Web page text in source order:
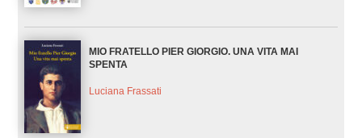
MIO FRATELLO PIER GIORGIO. UNA VITA MAI
SPENTA
Luciana Frassati